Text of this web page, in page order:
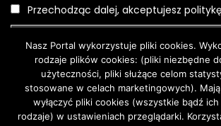
Przechodząc dalej, akceptujesz
Moda O urodzie Kosmetyki
Nasz Portal wykorzystuje pliki cookies.
rodzaje plików cookies: (pliki niezbędne
użyteczności, pliki służące celom
stosowane w celach marketingowych).
wyłączyć pliki cookies (wszystkie bądź
rodzaje) w ustawieniach przeglądarki.